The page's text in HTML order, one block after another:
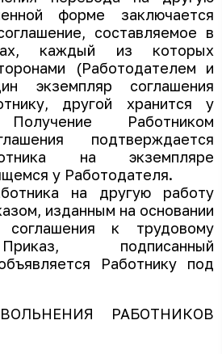
форме заключается
составляемое в
каждый из которых
(Работодателем и
экземпляр соглашения
другой хранится у
Получение Работником
подтверждается
на экземпляре
у Работодателя.
на другую работу
изданным на основании
соглашения к трудовому
подписанный
Работнику под
РАБОТНИКОВ